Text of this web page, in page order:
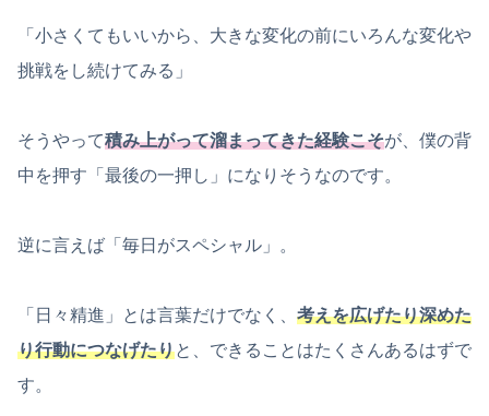
「小さくてもいいから、大きな変化の前にいろんな変化や
挑戦をし続けてみる」
そうやって積み上がって溜まってきた経験こそが、僕の背
中を押す「最後の一押し」になりそうなのです。
逆に言えば「毎日がスペシャル」。
「日々精進」とは言葉だけでなく、 考えを広げたり深めた
り行動につなげたりと、できることはたくさんあるはずで
す。